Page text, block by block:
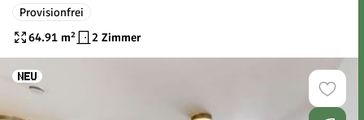
Provisionfrei
64.91 m² 2 Zimmer